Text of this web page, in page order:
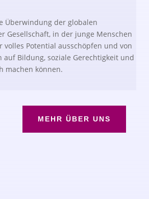
Überwindung der globalen
Gesellschaft, in der junge Menschen
volles Potential ausschöpfen und von
Bildung, soziale Gerechtigkeit und
machen können.
MEHR ÜBER UNS